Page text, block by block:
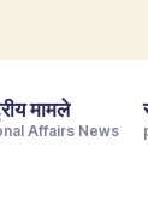
मामले
Affairs News